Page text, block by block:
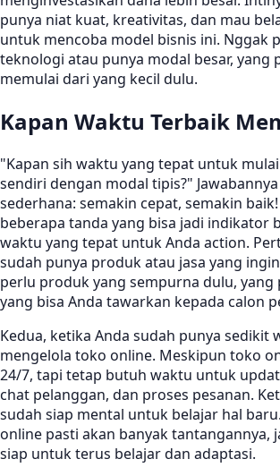
punya niat kuat, kreativitas, dan mau
untuk mencoba model bisnis ini. Nggak
teknologi atau punya modal besar, yang
memulai dari yang kecil dulu.
Kapan Waktu Terbaik
"Kapan sih waktu yang tepat untuk
sendiri dengan modal tipis?"
sederhana: semakin cepat, semakin baik!
beberapa tanda yang bisa jadi indikator
waktu yang tepat untuk Anda action.
sudah punya produk atau jasa yang
perlu produk yang sempurna dulu, yang
yang bisa Anda tawarkan kepada calon
Kedua, ketika Anda sudah punya sedikit
mengelola toko online. Meskipun toko
24/7, tapi tetap butuh waktu untuk
chat pelanggan, dan proses pesanan.
sudah siap mental untuk belajar hal
online pasti akan banyak tantangannya,
siap untuk terus belajar dan adaptasi.